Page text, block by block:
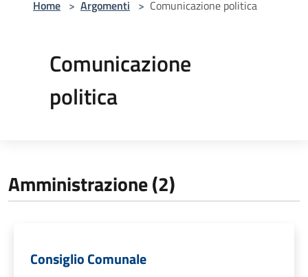
Home > Argomenti > Comunicazione politica
Comunicazione
politica
Amministrazione (2)
Consiglio Comunale